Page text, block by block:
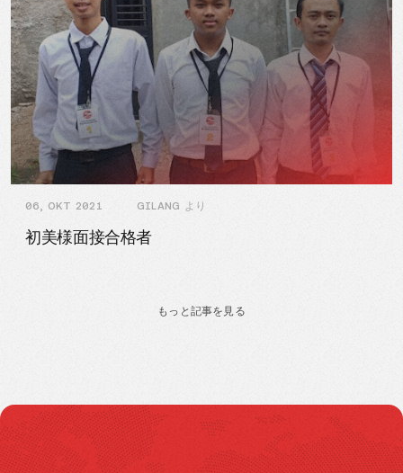
06, OKT 2021 GILANG より
初美様面接合格者
もっと記事を見る